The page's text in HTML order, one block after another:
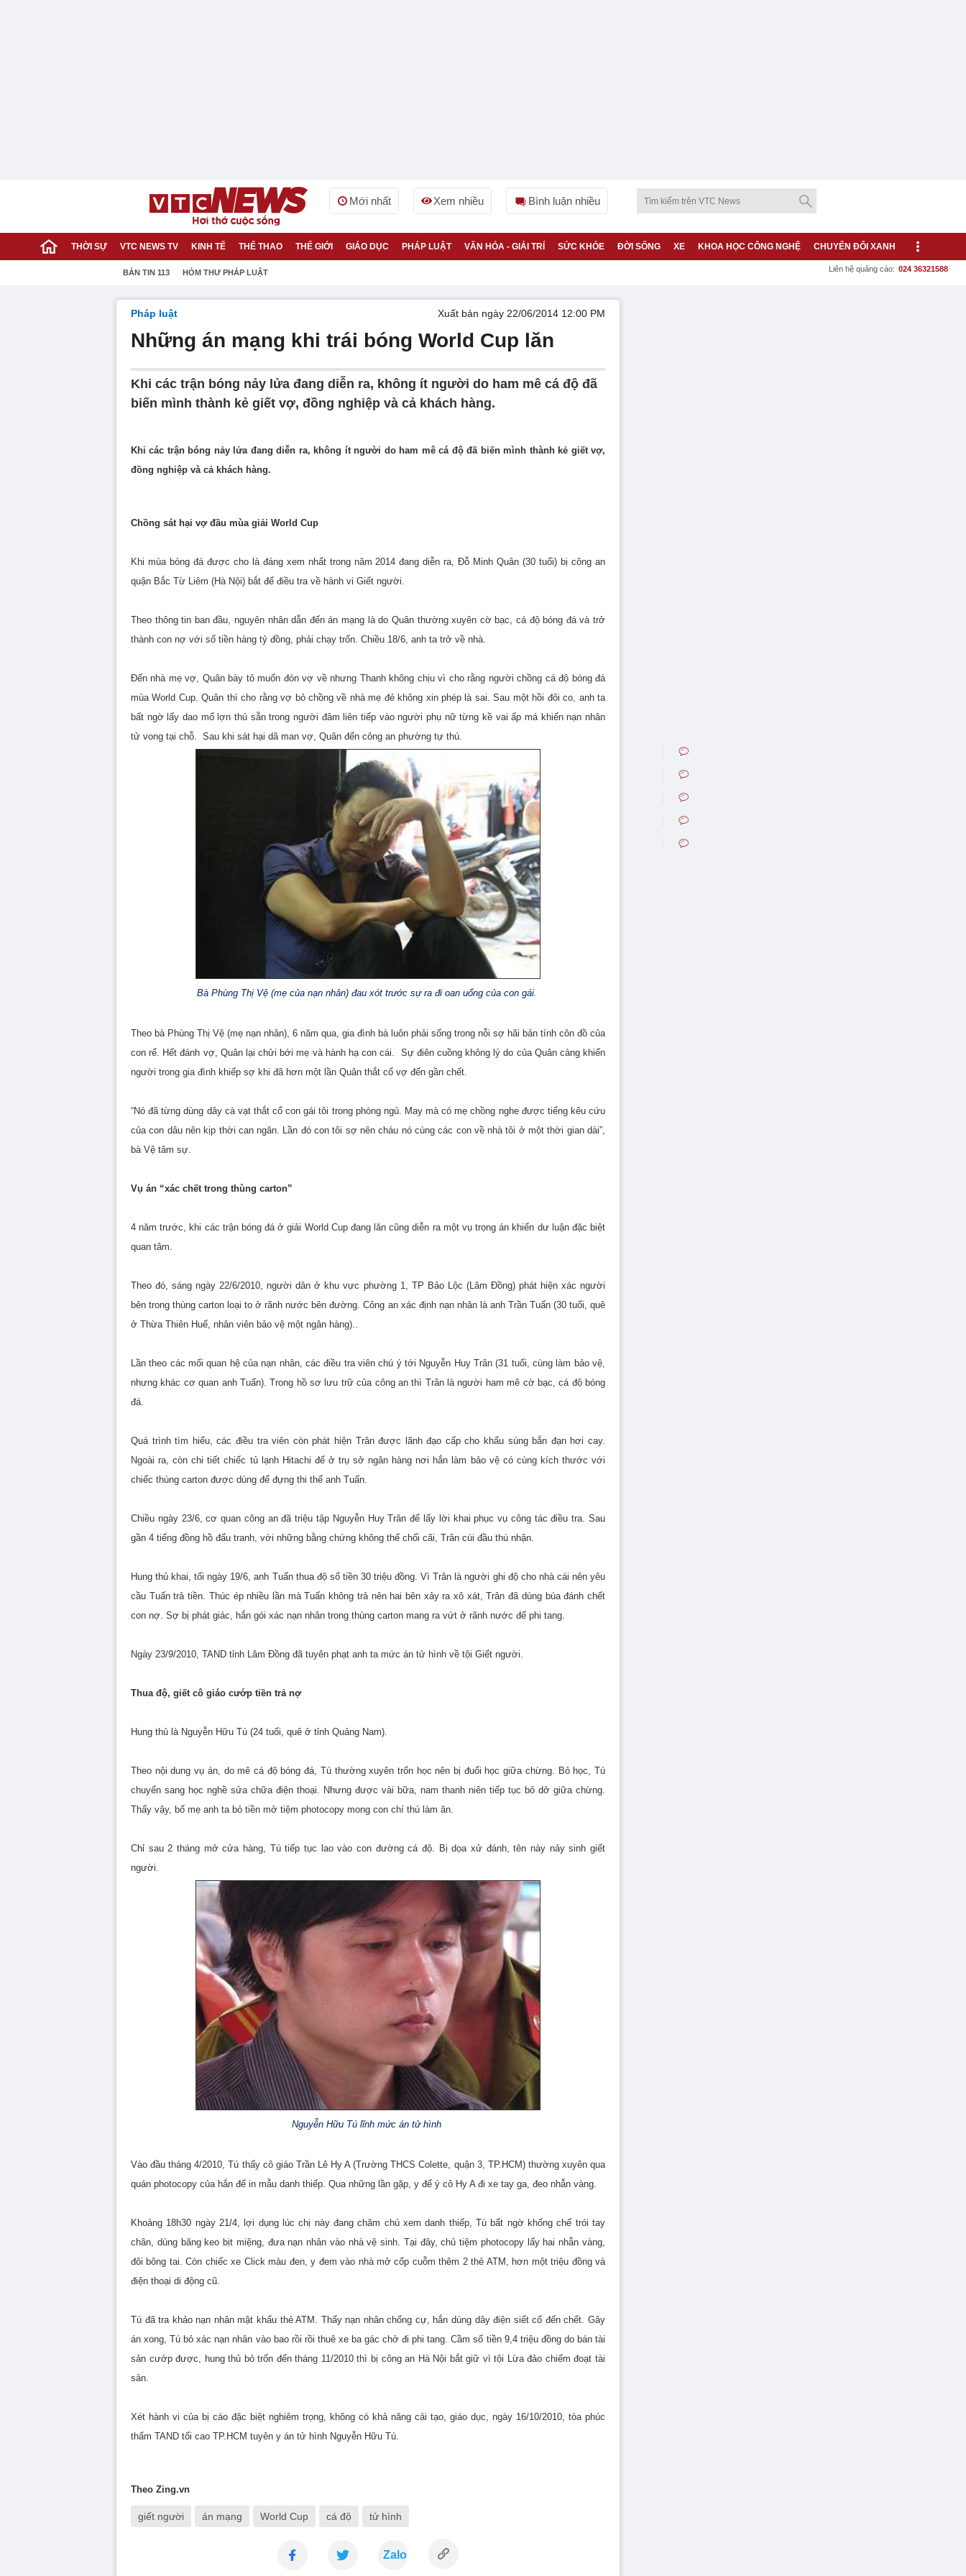
Mới nhất Xem nhiều Bình luận nhiều
THỜI SỰ VTC NEWS TV KINH TẾ THỂ THAO THẾ GIỚI GIÁO DỤC PHÁP LUẬT VĂN HÓA - GIẢI TRÍ SỨC KHỎE ĐỜI SỐNG XE KHOA HỌC CÔNG NGHỆ CHUYỂN ĐỔI XANH
BẢN TIN 113 HÒM THƯ PHÁP LUẬT Liên hệ quảng cáo: 024 36321588
Pháp luật Xuất bản ngày 22/06/2014 12:00 PM
Những án mạng khi trái bóng World Cup lăn
Khi các trận bóng nảy lửa đang diễn ra, không ít người do ham mê cá độ đã
biến mình thành kẻ giết vợ, đồng nghiệp và cả khách hàng.
Khi các trận bóng nảy lửa đang diễn ra, không ít người do ham mê cá độ đã biến mình thành kẻ giết vợ,
đồng nghiệp và cả khách hàng.
Chồng sát hại vợ đầu mùa giải World Cup
Khi mùa bóng đá được cho là đáng xem nhất trong năm 2014 đang diễn ra, Đỗ Minh Quân (30 tuổi) bị công an
quận Bắc Từ Liêm (Hà Nội) bắt để điều tra về hành vi Giết người.
Theo thông tin ban đầu, nguyên nhân dẫn đến án mạng là do Quân thường xuyên cờ bạc, cá độ bóng đá và trở
thành con nợ với số tiền hàng tỷ đồng, phải chạy trốn. Chiều 18/6, anh ta trở về nhà.
Đến nhà mẹ vợ, Quân bày tỏ muốn đón vợ về nhưng Thanh không chịu vì cho rằng người chồng cá độ bóng đá
mùa World Cup. Quân thì cho rằng vợ bỏ chồng về nhà mẹ đẻ không xin phép là sai. Sau một hồi đôi co, anh ta
bất ngờ lấy dao mổ lợn thủ sẵn trong người đâm liên tiếp vào người phụ nữ từng kề vai ấp má khiến nạn nhân
tử vong tại chỗ. Sau khi sát hại dã man vợ, Quân đến công an phường tự thú.
Bà Phùng Thị Vệ (mẹ của nạn nhân) đau xót trước sự ra đi oan uổng của con gái.
Theo bà Phùng Thị Vệ (mẹ nạn nhân), 6 năm qua, gia đình bà luôn phải sống trong nỗi sợ hãi bản tính côn đồ của
con rể. Hết đánh vợ, Quân lại chửi bới mẹ và hành hạ con cái. Sự điên cuồng không lý do của Quân càng khiến
người trong gia đình khiếp sợ khi đã hơn một lần Quân thắt cổ vợ đến gần chết.
“Nó đã từng dùng dây cà vạt thắt cổ con gái tôi trong phòng ngủ. May mà có mẹ chồng nghe được tiếng kêu cứu
của con dâu nên kịp thời can ngăn. Lần đó con tôi sợ nên cháu nó cùng các con về nhà tôi ở một thời gian dài”,
bà Vệ tâm sự.
Vụ án “xác chết trong thùng carton”
4 năm trước, khi các trận bóng đá ở giải World Cup đang lăn cũng diễn ra một vụ trọng án khiến dư luận đặc biệt
quan tâm.
Theo đó, sáng ngày 22/6/2010, người dân ở khu vực phường 1, TP Bảo Lộc (Lâm Đồng) phát hiện xác người
bên trong thùng carton loại to ở rãnh nước bên đường. Công an xác định nạn nhân là anh Trần Tuấn (30 tuổi, quê
ở Thừa Thiên Huế, nhân viên bảo vệ một ngân hàng)..
Lần theo các mối quan hệ của nạn nhân, các điều tra viên chú ý tới Nguyễn Huy Trân (31 tuổi, cùng làm bảo vệ,
nhưng khác cơ quan anh Tuấn). Trong hồ sơ lưu trữ của công an thì Trân là người ham mê cờ bạc, cá độ bóng
đá.
Quá trình tìm hiểu, các điều tra viên còn phát hiện Trân được lãnh đạo cấp cho khẩu súng bắn đạn hơi cay.
Ngoài ra, còn chi tiết chiếc tủ lạnh Hitachi để ở trụ sở ngân hàng nơi hắn làm bảo vệ có cùng kích thước với
chiếc thùng carton được dùng để đựng thi thể anh Tuấn.
Chiều ngày 23/6, cơ quan công an đã triệu tập Nguyễn Huy Trân để lấy lời khai phục vụ công tác điều tra. Sau
gần 4 tiếng đồng hồ đấu tranh, với những bằng chứng không thể chối cãi, Trân cúi đầu thú nhận.
Hung thủ khai, tối ngày 19/6, anh Tuấn thua độ số tiền 30 triệu đồng. Vì Trân là người ghi độ cho nhà cái nên yêu
cầu Tuấn trả tiền. Thúc ép nhiều lần mà Tuấn không trả nên hai bên xảy ra xô xát, Trân đã dùng búa đánh chết
con nợ. Sợ bị phát giác, hắn gói xác nạn nhân trong thùng carton mang ra vứt ở rãnh nước để phi tang.
Ngày 23/9/2010, TAND tỉnh Lâm Đồng đã tuyên phạt anh ta mức án tử hình về tội Giết người.
Thua độ, giết cô giáo cướp tiền trả nợ
Hung thủ là Nguyễn Hữu Tú (24 tuổi, quê ở tỉnh Quảng Nam).
Theo nội dung vụ án, do mê cá độ bóng đá, Tú thường xuyên trốn học nên bị đuổi học giữa chừng. Bỏ học, Tú
chuyển sang học nghề sửa chữa điện thoại. Nhưng được vài bữa, nam thanh niên tiếp tục bỏ dở giữa chừng.
Thấy vậy, bố mẹ anh ta bỏ tiền mở tiệm photocopy mong con chí thú làm ăn.
Chỉ sau 2 tháng mở cửa hàng, Tú tiếp tục lao vào con đường cá độ. Bị dọa xử đánh, tên này nảy sinh giết
người.
Nguyễn Hữu Tú lĩnh mức án tử hình
Vào đầu tháng 4/2010, Tú thấy cô giáo Trần Lê Hy A (Trường THCS Colette, quận 3, TP.HCM) thường xuyên qua
quán photocopy của hắn để in mẫu danh thiếp. Qua những lần gặp, y để ý cô Hy A đi xe tay ga, đeo nhẫn vàng.
Khoảng 18h30 ngày 21/4, lợi dụng lúc chị này đang chăm chú xem danh thiếp, Tú bất ngờ khống chế trói tay
chân, dùng băng keo bịt miệng, đưa nạn nhân vào nhà vệ sinh. Tại đây, chủ tiệm photocopy lấy hai nhẫn vàng,
đôi bông tai. Còn chiếc xe Click màu đen, y đem vào nhà mở cốp cuỗm thêm 2 thẻ ATM, hơn một triệu đồng và
điện thoại di động cũ.
Tú đã tra khảo nạn nhân mật khẩu thẻ ATM. Thấy nạn nhân chống cự, hắn dùng dây điện siết cổ đến chết. Gây
án xong, Tú bỏ xác nạn nhân vào bao rồi rồi thuê xe ba gác chở đi phi tang. Cầm số tiền 9,4 triệu đồng do bán tài
sản cướp được, hung thủ bỏ trốn đến tháng 11/2010 thì bị công an Hà Nội bắt giữ vì tội Lừa đảo chiếm đoạt tài
sản.
Xét hành vi của bị cáo đặc biệt nghiêm trọng, không có khả năng cải tạo, giáo dục, ngày 16/10/2010, tòa phúc
thẩm TAND tối cao TP.HCM tuyên y án tử hình Nguyễn Hữu Tú.
Theo Zing.vn
giết người án mạng World Cup cá độ tử hình
Zalo